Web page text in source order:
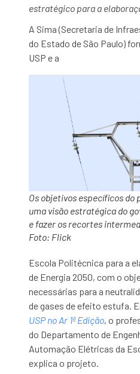
estratégico para a
A Sima (Secretaria de
do Estado de São Paulo)
USP e a
Os objetivos específicos
uma visão estratégica do
e fazer os recortes
Foto: Flick
Escola Politécnica para a
de Energia 2050, com o
necessárias para a
de gases de efeito estufa.
USP no Ar 1ª Edição, o
do Departamento de
Automação Elétricas da
explica o projeto.